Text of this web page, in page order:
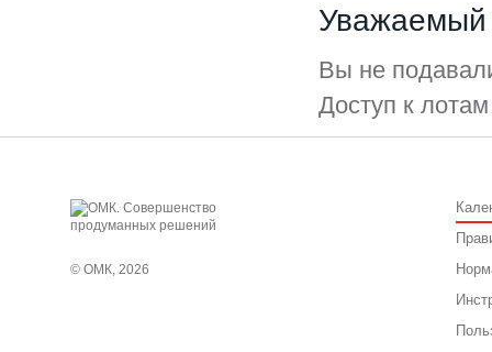
Уважаемый
Вы не
Доступ к
© ОМК, 2026